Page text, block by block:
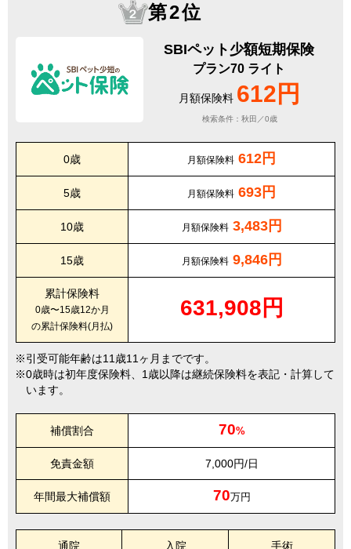
第2位
SBIペット少額短期保険
プラン70 ライト
月額保険料 612円
検索条件：秋田／0歳
0歳 月額保険料 612円
5歳 月額保険料 693円
10歳 月額保険料 3,483円
15歳 月額保険料 9,846円
累計保険料
0歳〜15歳12か月
の累計保険料(月払)
631,908円
引受可能年齢は11歳11ヶ月までです。
0歳時は初年度保険料、1歳以降は継続保険料を表記・計算して
います。
補償割合 70%
免責金額 7,000円/日
年間最大補償額 70万円
通院 入院 手術